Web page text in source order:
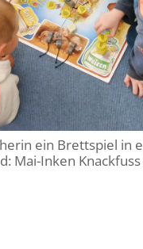
ein Brettspiel in
Mai-Inken